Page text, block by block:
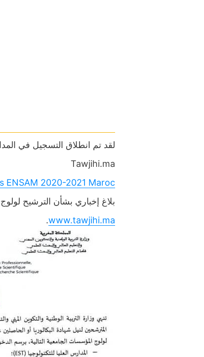
Tawjihi.ma
ENSAM 2020-2021 Maroc
بلاغ إخباري بشأن الترشيح
www.tawjihi.ma
.